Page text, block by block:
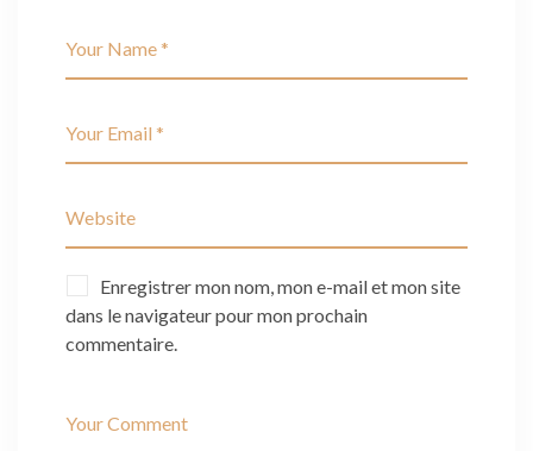
Enregistrer mon nom, mon e-mail et mon site
dans le navigateur pour mon prochain
commentaire.